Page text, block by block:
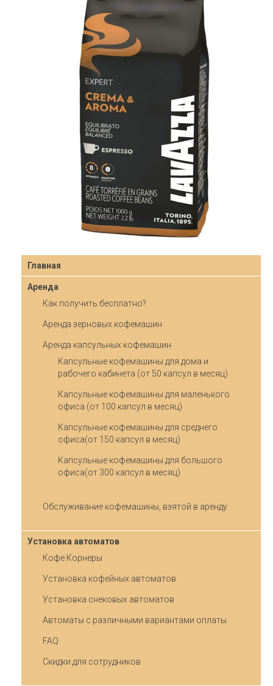
Главная
Аренда
Как получить бесплатно?
Аренда зерновых кофемашин
Аренда капсульных кофемашин
Капсульные кофемашины для дома и
рабочего кабинета (от 50 капсул в месяц)
Капсульные кофемашины для маленького
офиса (от 100 капсул в месяц)
Капсульные кофемашины для среднего
офиса(от 150 капсул в месяц)
Капсульные кофемашины для большого
офиса(от 300 капсул в месяц)
Обслуживание кофемашины, взятой в аренду
Установка автоматов
Кофе Корнеры
Установка кофейных автоматов
Установка снековых автоматов
Автоматы с различными вариантами оплаты
FAQ
Скидки для сотрудников